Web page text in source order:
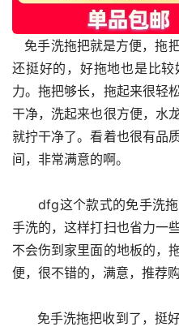
还挺好的，好拖地也是比
力。拖把够长，拖起来很轻
干净，洗起来也很方便，水
就拧干净了。看着也很有品
间，非常满意的啊。
      dfg这个款式的免手洗拖把收到了，这个算是真正的免
手洗的，这样打扫也省力一
不会伤到家里面的地板的，
便，很不错的，满意，推荐购